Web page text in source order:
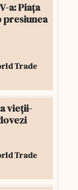
a: Piața
presiunea
Trade
vieții-
Trade